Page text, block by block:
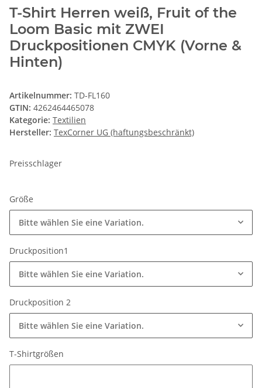
T-Shirt Herren weiß, Fruit of the
Loom Basic mit ZWEI
Druckpositionen CMYK (Vorne &
Hinten)
Artikelnummer: TD-FL160
GTIN: 4262464465078
Kategorie: Textilien
Hersteller: TexCorner UG (haftungsbeschränkt)
Preisschlager
Größe
Bitte wählen Sie eine Variation.
Druckposition1
Bitte wählen Sie eine Variation.
Druckposition 2
Bitte wählen Sie eine Variation.
T-Shirtgrößen